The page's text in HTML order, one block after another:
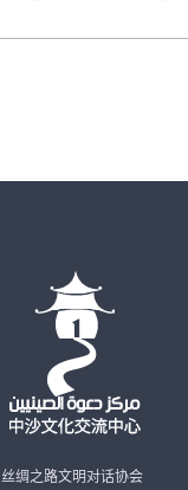
丝绸之路文明对话协会